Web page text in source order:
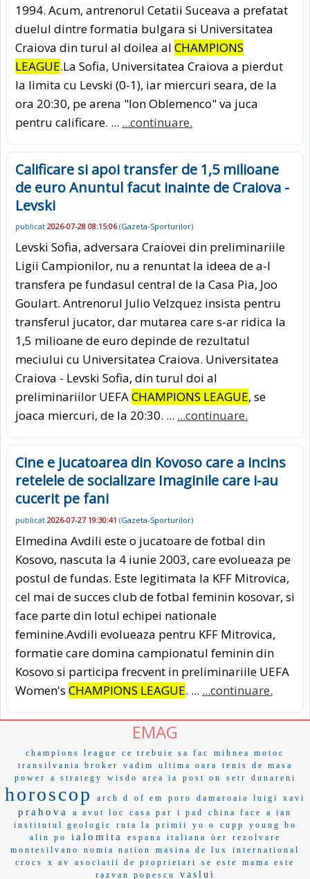
1994. Acum, antrenorul Cetatii Suceava a prefatat
duelul dintre formatia bulgara si Universitatea
Craiova din turul al doilea al CHAMPIONS
LEAGUE.La Sofia, Universitatea Craiova a pierdut
la limita cu Levski (0-1), iar miercuri seara, de la
ora 20:30, pe arena "Ion Oblemenco" va juca
pentru calificare. ... ...continuare.
Calificare si apoi transfer de 1,5 milioane
de euro Anuntul facut inainte de Craiova -
Levski
publicat 2026-07-28 08:15:06(Gazeta-Sporturilor)
Levski Sofia, adversara Craiovei din preliminariile
Ligii Campionilor, nu a renuntat la ideea de a-l
transfera pe fundasul central de la Casa Pia, Joo
Goulart. Antrenorul Julio Velzquez insista pentru
transferul jucator, dar mutarea care s-ar ridica la
1,5 milioane de euro depinde de rezultatul
meciului cu Universitatea Craiova. Universitatea
Craiova - Levski Sofia, din turul doi al
preliminariilor UEFACHAMPIONS LEAGUE, se
joaca miercuri, de la 20:30. ... ...continuare.
Cine e jucatoarea din Kovoso care a incins
retelele de socializare Imaginile care i-au
cucerit pe fani
publicat 2026-07-27 19:30:41 (Gazeta-Sporturilor)
Elmedina Avdili este o jucatoare de fotbal din
Kosovo, nascuta la 4 iunie 2003, care evolueaza pe
postul de fundas. Este legitimata la KFF Mitrovica,
cel mai de succes club de fotbal feminin kosovar, si
face parte din lotul echipei nationale
feminine.Avdili evolueaza pentru KFF Mitrovica,
formatie care domina campionatul feminin din
Kosovo si participa frecvent in preliminariile UEFA
Women's CHAMPIONS LEAGUE. ... ...continuare.
EMAG
champions league ce trebuie sa fac
mihnea motoc
transilvania broker
vadim ultima oara
tenis de masa
power
a strategy wisdo area ia post on setr dunareni
horoscop arch d of em poro damaroaia luigi xavi
prahova a avut loc casa par i pad china face
a ian
institutul geologic
ruta la primii yo o cupp
young bo
alin po
ialomita espana italiana òer
rezolvare
montesilvano
nomia nation masina de lux
international
crocs
x av asociatii de proprietari se este
mama este
razvan popescu
vaslui